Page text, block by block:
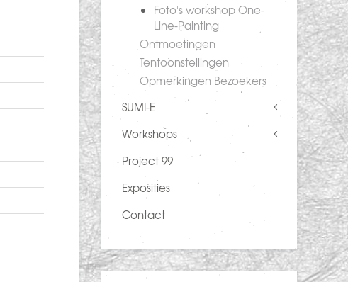
Foto's workshop One-
Line-Painting
Ontmoetingen
Tentoonstellingen
Opmerkingen Bezoekers
SUMI-E
Workshops
Project 99
Exposities
Contact